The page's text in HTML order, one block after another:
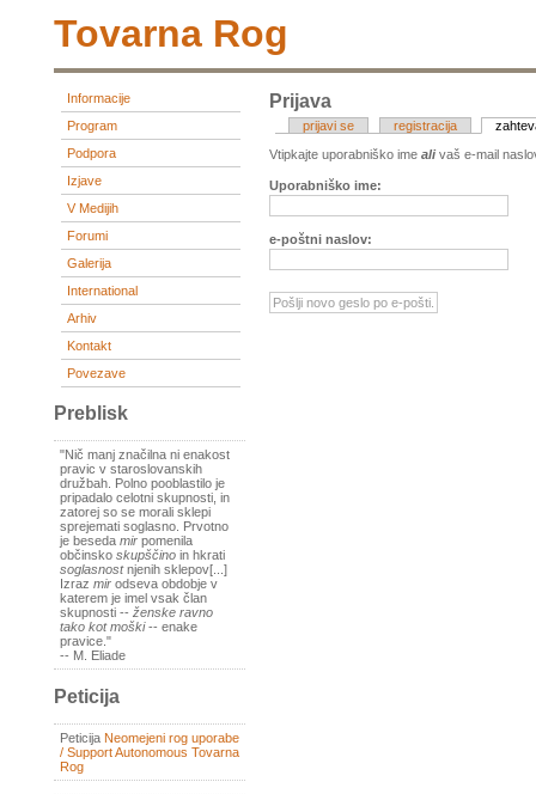
Tovarna Rog
Informacije
Program
Podpora
Izjave
V Medijih
Forumi
Galerija
International
Arhiv
Kontakt
Povezave
Preblisk
"Nič manj značilna ni enakost
pravic v staroslovanskih
družbah. Polno pooblastilo je
pripadalo celotni skupnosti, in
zatorej so se morali sklepi
sprejemati soglasno. Prvotno
je beseda mir pomenila
občinsko skupščino in hkrati
soglasnostnjenih sklepov[...]
Izraz mir odseva obdobje v
katerem je imel vsak član
skupnosti -- ženske ravno
tako kot moški-- enake
pravice."
-- M. Eliade
Peticija
Peticija Neomejeni rog uporabe
/ Support Autonomous Tovarna
Rog
Prijava
prijavi se registracija
Vtipkajte uporabniško ime ali vaš e-mail
Uporabniško ime:
e-poštni naslov: